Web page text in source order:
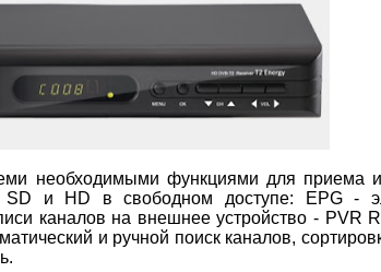
необходимыми функциями для приема
и HD в свободном доступе: EPG -
каналов на внешнее устройство - PVR
и ручной поиск каналов,